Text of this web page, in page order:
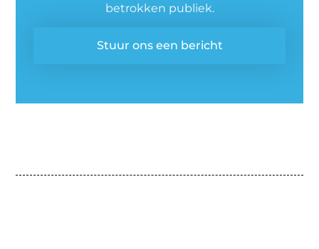
betrokken publiek.
Stuur ons een bericht